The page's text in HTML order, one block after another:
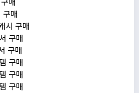
구매
시 구매
구매
구매
구매
구매
구매